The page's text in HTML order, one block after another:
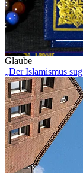
Glaube
„Der Islamismus